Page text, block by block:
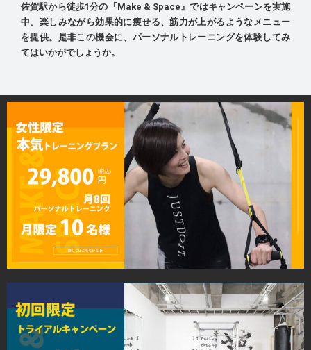
佐賀駅から徒歩1分の『Make & Space』ではキャンペーンを実施
中。楽しみながら効果的に痩せる、筋力が上がるようなメニュー
を提供。是非この機会に、パーソナルトレーニングを体験してみ
てはいかがでしょうか。